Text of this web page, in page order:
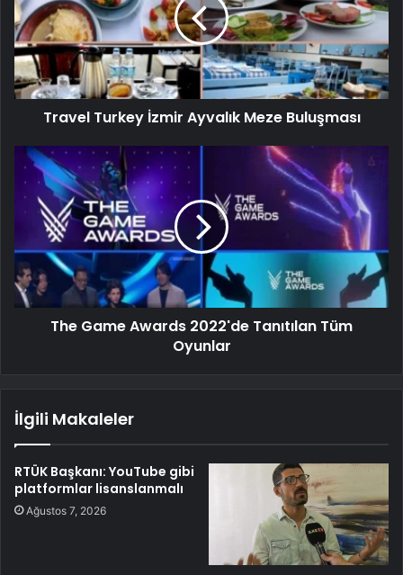
Travel Turkey İzmir Ayvalık Meze Buluşması
The Game Awards 2022'de Tanıtılan Tüm
Oyunlar
İlgili Makaleler
RTÜK Başkanı: YouTube gibi
platformlar lisanslanmalı
Ağustos 7, 2026